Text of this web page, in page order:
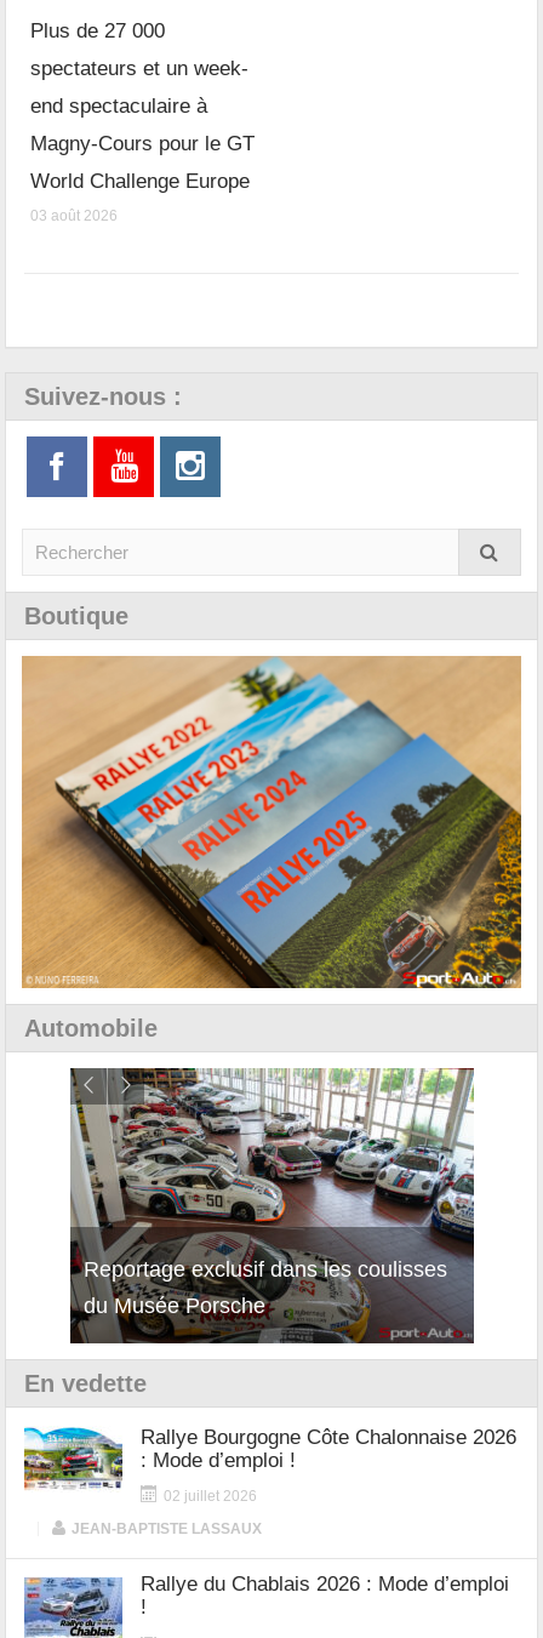
Plus de 27 000
spectateurs et un week-
end spectaculaire à
Magny-Cours pour le GT
World Challenge Europe
03 août 2026
Suivez-nous :
Boutique
Automobile
Reportage exclusif dans les coulisses
du Musée Porsche
Découverte de la nouvelle Ferrari
12Cilindri Manuale
En vedette
Rallye Bourgogne Côte Chalonnaise 2026
: Mode d’emploi !
02 juillet 2026
JEAN-BAPTISTE LASSAUX
Rallye du Chablais 2026 : Mode d’emploi
!